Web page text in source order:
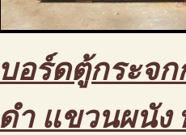
บอร์ดตู้กระจ
ดำ แขวนผนัง